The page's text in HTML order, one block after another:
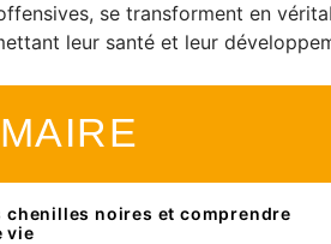
se transforment en
leur santé et leur
chenilles noires et comprendre
vie